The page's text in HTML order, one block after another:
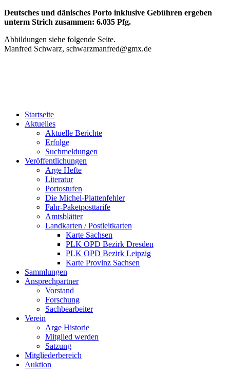
Deutsches und dänisches Porto inklusive Gebühren ergeben
unterm Strich zusammen: 6.035 Pfg.
Abbildungen siehe folgende Seite.
Manfred Schwarz, schwarzmanfred@gmx.de
Startseite
Aktuelles
Aktuelle Berichte
Erfolge
Suchmeldungen
Veröffentlichungen
Arge Hefte
Literatur
Portostufen
Die Michel-Plattenfehler
Fahr-Paketposttarife
Amtsblätter
Landkarten / Postleitkarten
Karte Sachsen
PLK OPD Bezirk Dresden
PLK OPD Bezirk Leipzig
Karte Provinz Sachsen
Sammlungen
Ansprechpartner
Vorstand
Forschung
Sachbearbeiter
Verein
Arge Historie
Mitglied werden
Satzung
Mitgliederbereich
Auktion